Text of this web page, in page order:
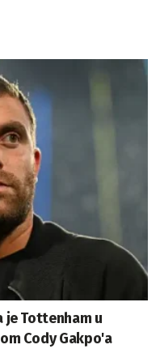
je Tottenham u
Cody Gakpo'a